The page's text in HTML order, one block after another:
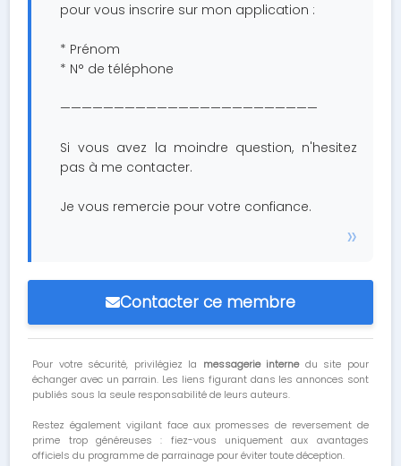
pour vous inscrire sur mon application :
* Prénom
* N° de téléphone
————————————————————————
Si vous avez la moindre question, n'hesitez
pas à me contacter.
Je vous remercie pour votre confiance.
Contacter ce membre
Pour votre sécurité, privilégiez la messagerie internedu site pour
échanger avec un parrain. Les liens figurant dans les annonces sont
publiés sous la seule responsabilité de leurs auteurs.
Restez également vigilant face aux promesses de reversement de
prime trop généreuses : fiez-vous uniquement aux avantages
officiels du programme de parrainage pour éviter toute déception.